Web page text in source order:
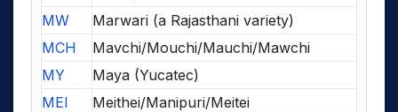
MW
Marwari (a Rajasthani variety)
MCH
Mavchi/Mouchi/Mauchi/Mawchi
MY
Maya (Yucatec)
MEI
Meithei/Manipuri/Meitei